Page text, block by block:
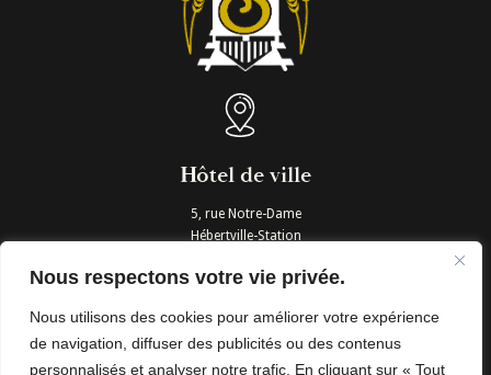
Nous respectons votre vie privée.
Nous utilisons des cookies pour améliorer votre expérience
de navigation, diffuser des publicités ou des contenus
personnalisés et analyser notre trafic. En cliquant sur « Tout
Hôtel de ville
5, rue Notre-Dame
Hébertville-Station
T. 418 343-3961
Nous joindre